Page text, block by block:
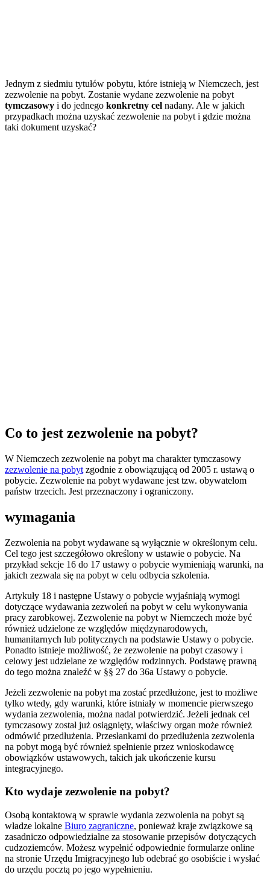
Jednym z siedmiu tytułów pobytu, które istnieją w Niemczech, jest
zezwolenie na pobyt. Zostanie wydane zezwolenie na pobyt
tymczasowy i do jednego konkretny cel nadany. Ale w jakich
przypadkach można uzyskać zezwolenie na pobyt i gdzie można
taki dokument uzyskać?
Co to jest zezwolenie na pobyt?
W Niemczech zezwolenie na pobyt ma charakter tymczasowy
zezwolenie na pobyt zgodnie z obowiązującą od 2005 r. ustawą o
pobycie. Zezwolenie na pobyt wydawane jest tzw. obywatelom
państw trzecich. Jest przeznaczony i ograniczony.
wymagania
Zezwolenia na pobyt wydawane są wyłącznie w określonym celu.
Cel tego jest szczegółowo określony w ustawie o pobycie. Na
przykład sekcje 16 do 17 ustawy o pobycie wymieniają warunki, na
jakich zezwala się na pobyt w celu odbycia szkolenia.
Artykuły 18 i następne Ustawy o pobycie wyjaśniają wymogi
dotyczące wydawania zezwoleń na pobyt w celu wykonywania
pracy zarobkowej. Zezwolenie na pobyt w Niemczech może być
również udzielone ze względów międzynarodowych,
humanitarnych lub politycznych na podstawie Ustawy o pobycie.
Ponadto istnieje możliwość, że zezwolenie na pobyt czasowy i
celowy jest udzielane ze względów rodzinnych. Podstawę prawną
do tego można znaleźć w §§ 27 do 36a Ustawy o pobycie.
Jeżeli zezwolenie na pobyt ma zostać przedłużone, jest to możliwe
tylko wtedy, gdy warunki, które istniały w momencie pierwszego
wydania zezwolenia, można nadal potwierdzić. Jeżeli jednak cel
tymczasowy został już osiągnięty, właściwy organ może również
odmówić przedłużenia. Przesłankami do przedłużenia zezwolenia
na pobyt mogą być również spełnienie przez wnioskodawcę
obowiązków ustawowych, takich jak ukończenie kursu
integracyjnego.
Kto wydaje zezwolenie na pobyt?
Osobą kontaktową w sprawie wydania zezwolenia na pobyt są
władze lokalne Biuro zagraniczne, ponieważ kraje związkowe są
zasadniczo odpowiedzialne za stosowanie przepisów dotyczących
cudzoziemców. Możesz wypełnić odpowiednie formularze online
na stronie Urzędu Imigracyjnego lub odebrać go osobiście i wysłać
do urzędu pocztą po jego wypełnieniu.